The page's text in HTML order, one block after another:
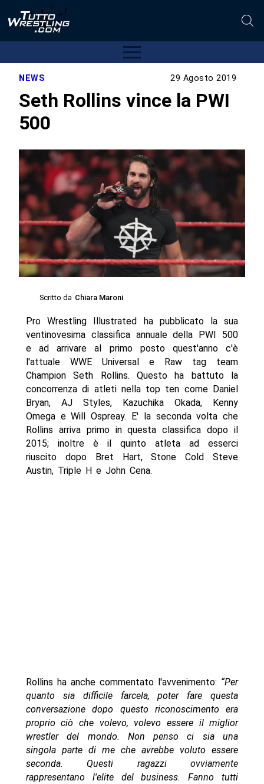
NEWS 29 Agosto 2019
Seth Rollins vince la PWI
500
Scritto da Chiara Maroni
Pro Wrestling Illustrated ha pubblicato la sua
ventinovesima classifica annuale della PWI 500
e ad arrivare al primo posto quest'anno c'è
l'attuale WWE Universal e Raw tag team
Champion Seth Rollins. Questo ha battuto la
concorrenza di atleti nella top ten come Daniel
Bryan, AJ Styles, Kazuchika Okada, Kenny
Omega e Will Ospreay. E' la seconda volta che
Rollins arriva primo in questa classifica dopo il
2015; inoltre è il quinto atleta ad esserci
riuscito dopo Bret Hart, Stone Cold Steve
Austin, Triple H e John Cena.
Rollins ha anche commentato l'avvenimento: “Per
quanto sia difficile farcela, poter fare questa
conversazione dopo questo riconoscimento era
proprio ciò che volevo, volevo essere il miglior
wrestler del mondo. Non penso ci sia una
singola parte di me che avrebbe voluto essere
seconda. Questi ragazzi ovviamente
rappresentano l'elite del business. Fanno tutti